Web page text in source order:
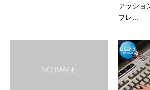
ァッショ
ブレ...